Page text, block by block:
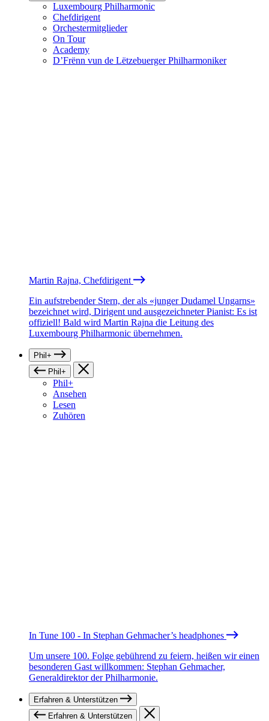
Luxembourg Philharmonic
Chefdirigent
Orchestermitglieder
On Tour
Academy
D’Frënn vun de Lëtzebuerger Philharmoniker
Martin Rajna, Chefdirigent
Ein aufstrebender Stern, der als «junger Dudamel Ungarns»
bezeichnet wird, Dirigent und ausgezeichneter Pianist: Es ist
offiziell! Bald wird Martin Rajna die Leitung des
Luxembourg Philharmonic übernehmen.
Phil+
Phil+
Phil+
Ansehen
Lesen
Zuhören
In Tune 100 - In Stephan Gehmacher’s headphones
Um unsere 100. Folge gebührend zu feiern, heißen wir einen
besonderen Gast willkommen: Stephan Gehmacher,
Generaldirektor der Philharmonie.
Erfahren & Unterstützen
Erfahren & Unterstützen